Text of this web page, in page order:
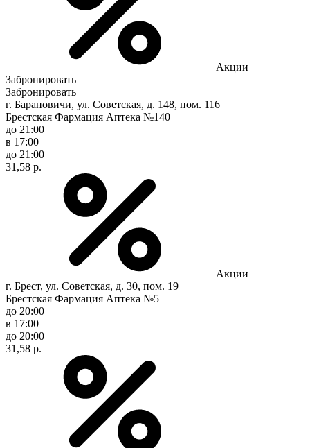
Акции
Забронировать
Забронировать
г. Барановичи, ул. Советская, д. 148, пом. 116
Брестская Фармация Аптека №140
до 21:00
в 17:00
до 21:00
31,58 р.
Акции
г. Брест, ул. Советская, д. 30, пом. 19
Брестская Фармация Аптека №5
до 20:00
в 17:00
до 20:00
31,58 р.